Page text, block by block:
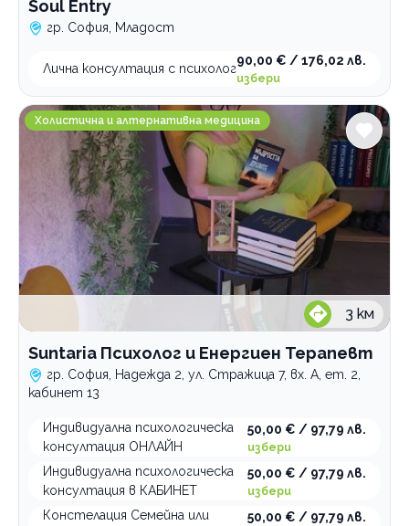
Soul Entry
гр. София, Младост
Лична консултация с психолог
90,00 € / 176,02 лв.
избери
Suntaria Психолог и Енергиен Терапевт
Холистична и алтернативна медицина
3 км
Suntaria Психолог и Енергиен Терапевт
гр. София, Надежда 2, ул. Стражица 7, вх. А, ет. 2,
кабинет 13
Индивидуална психологическа
консултация ОНЛАЙН
50,00 € / 97,79 лв.
избери
Индивидуална психологическа
консултация в КАБИНЕТ
50,00 € / 97,79 лв.
избери
Констелация Семейна или
50,00 € / 97,79 лв.